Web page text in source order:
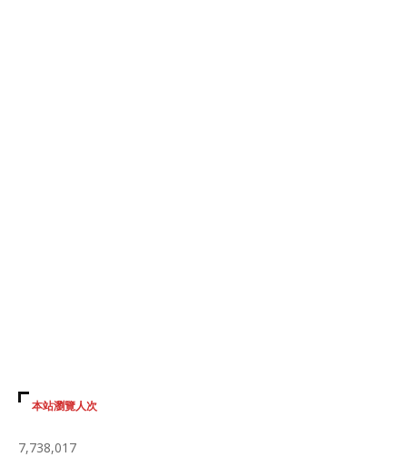
本站瀏覽人次
7,738,017